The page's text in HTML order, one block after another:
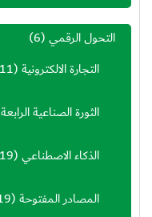
التحول الرقمي(6)
التجارة الالكترونية(11)
الثورة الصناعية الرابعة
الذكاء الاصطناعي(19)
المصادر المفتوحة(19)